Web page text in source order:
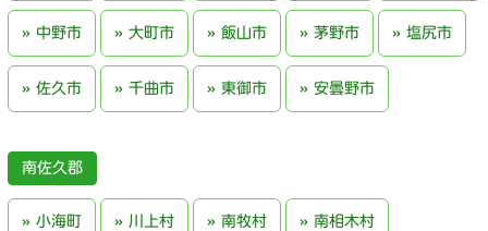
中野市 大町市 飯山市 茅野市 塩尻市
佐久市 千曲市 東御市 安曇野市
南佐久郡
小海町 川上村 南牧村 南相木村